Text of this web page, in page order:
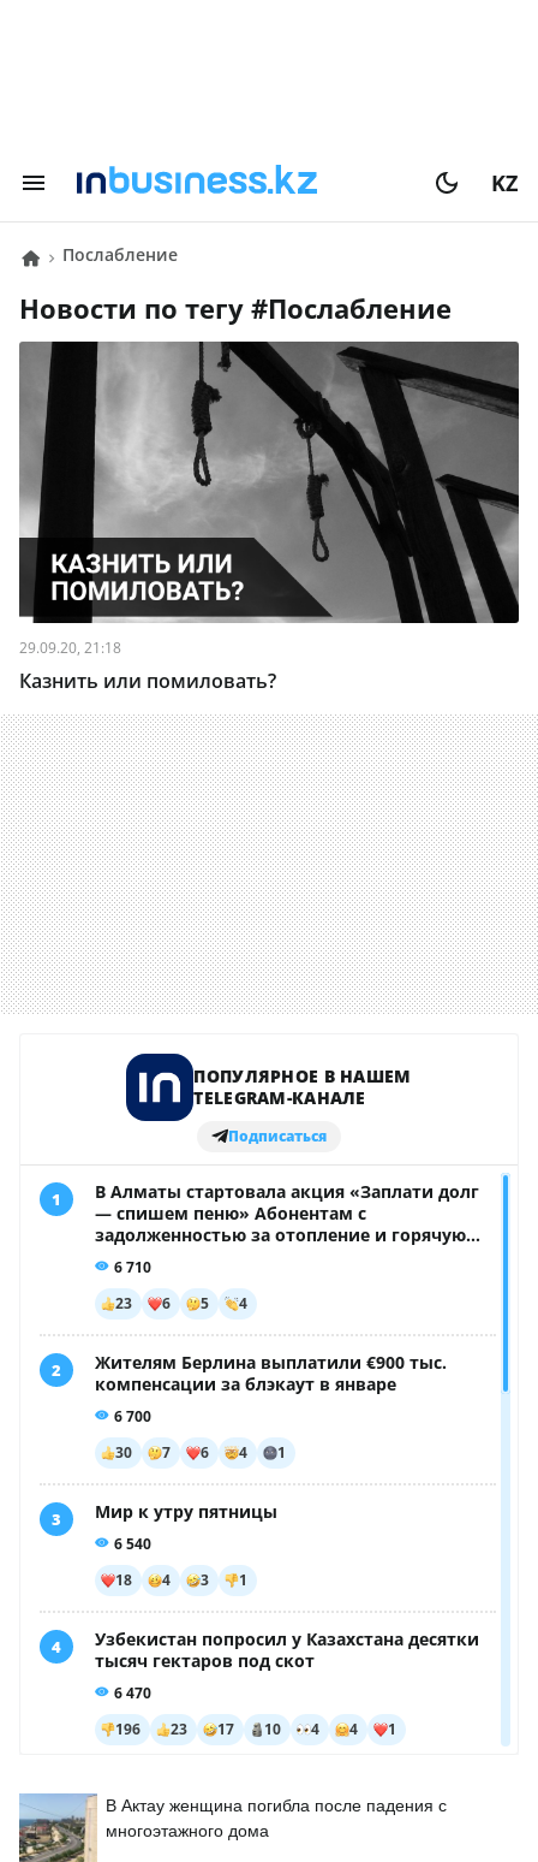
KZ
послабление
Новости по тегу # послабление
29.09.20, 21:18
Казнить или помиловать?
В Актау женщина погибла после падения с
многоэтажного дома